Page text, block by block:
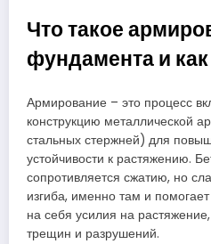
Что такое
фундамента и
Армирование – это процесс
конструкцию металлической
стальных стержней) для
устойчивости к растяжению.
сопротивляется сжатию, но
изгиба, именно там и
на себя усилия на
трещин и разрушений.